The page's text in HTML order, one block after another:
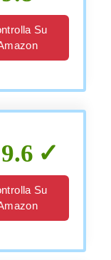
Su
9.6
Su